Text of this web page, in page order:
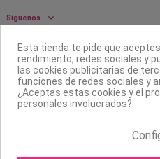
Síguenos
Boletín
Esta tienda te pide que
rendimiento, redes sociales y
las cookies publicitarias de
funciones de redes sociales y
¿Aceptas estas cookies y el
personales involucrados?